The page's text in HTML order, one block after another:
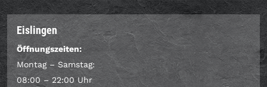
Eislingen
Öffnungszeiten:
Montag – Samstag:
08:00 – 22:00 Uhr